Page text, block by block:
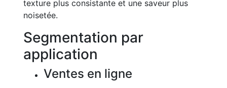
texture plus consistante et une saveur plus
noisetée.
Segmentation par
application
Ventes en ligne